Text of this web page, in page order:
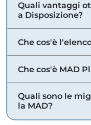
Quali vantaggi
a Disposizione?
Che cos'è
Che cos'è MAD
Quali sono le
la MAD?